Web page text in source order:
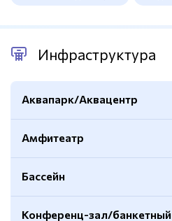
Инфраструктура
Аквапарк/Аквацентр
Водные горки
Амфитеатр
Аудиооборудование
Бассейн
Конференц-зал/банкетный